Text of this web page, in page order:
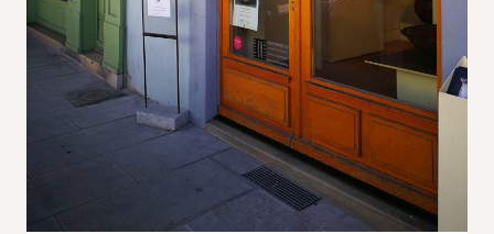
Statistiques
Afin que
nous
puissions
améliorer la
fonctionnalité
et la
structure du